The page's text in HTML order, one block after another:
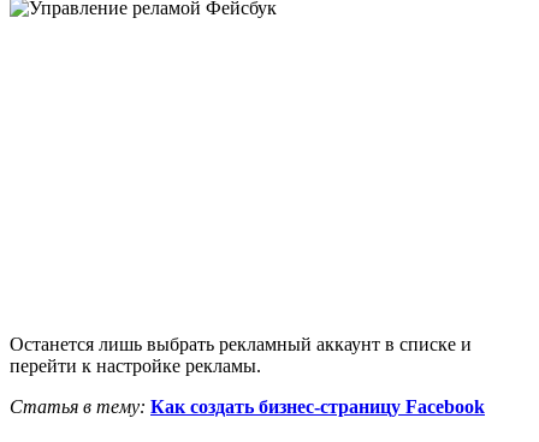
Останется лишь выбрать рекламный аккаунт в списке и
перейти к настройке рекламы.
Статья в тему: Как создать бизнес-страницу Facebook